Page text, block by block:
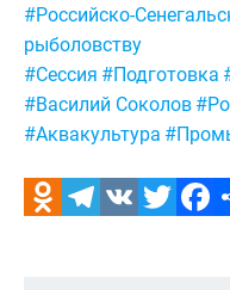
Метки:
#Российско-
рыболовству
#Сессия #Подготовка
#Василий Соколов
#Аквакультура